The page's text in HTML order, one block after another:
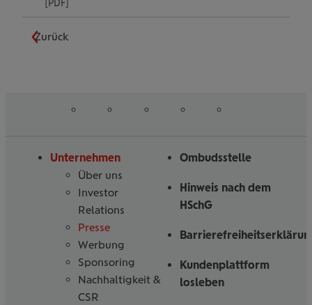
Zurück
Unternehmen
Über uns
Investor
Relations
Presse
Werbung
Sponsoring
Nachhaltigkeit &
CSR
Ombudsstelle
Hinweis nach dem
HSchG
Kundenplattform
losleben
uns